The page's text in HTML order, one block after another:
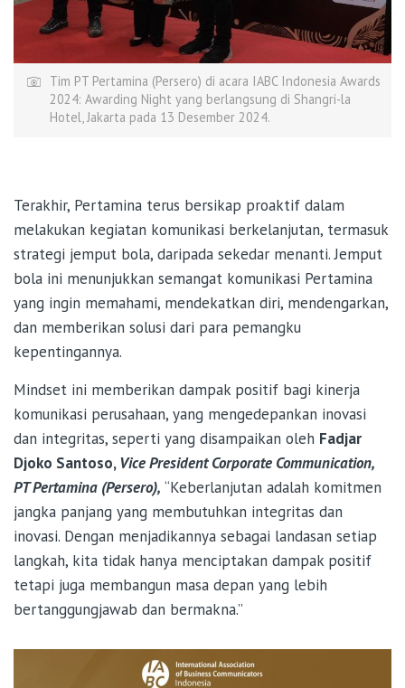
Tim PT Pertamina (Persero) di acara IABC Indonesia Awards
2024: Awarding Night yang berlangsung di Shangri-la
Hotel, Jakarta pada 13 Desember 2024.
Terakhir, Pertamina terus bersikap proaktif dalam
melakukan kegiatan komunikasi berkelanjutan, termasuk
strategi jemput bola, daripada sekedar menanti. Jemput
bola ini menunjukkan semangat komunikasi Pertamina
yang ingin memahami, mendekatkan diri, mendengarkan,
dan memberikan solusi dari para pemangku
kepentingannya.
Mindset ini memberikan dampak positif bagi kinerja
komunikasi perusahaan, yang mengedepankan inovasi
dan integritas, seperti yang disampaikan oleh Fadjar
Djoko Santoso,Vice President Corporate Communication,
PT Pertamina (Persero), “Keberlanjutan adalah komitmen
jangka panjang yang membutuhkan integritas dan
inovasi. Dengan menjadikannya sebagai landasan setiap
langkah, kita tidak hanya menciptakan dampak positif
tetapi juga membangun masa depan yang lebih
bertanggungjawab dan bermakna.”